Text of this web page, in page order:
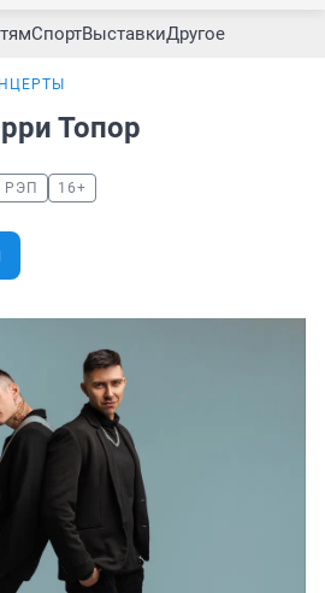
СпортВыставкиДругое
Топор
16+